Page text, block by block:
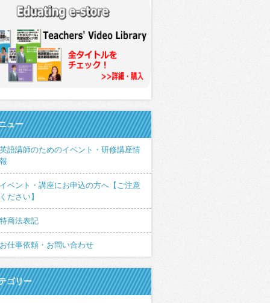
ュー
語講師のためのイベント・研修講座情
ベント・講座にお申込の方へ【ご注意
ださい】
商法表記
仕事依頼・お問い合わせ
ゴリー